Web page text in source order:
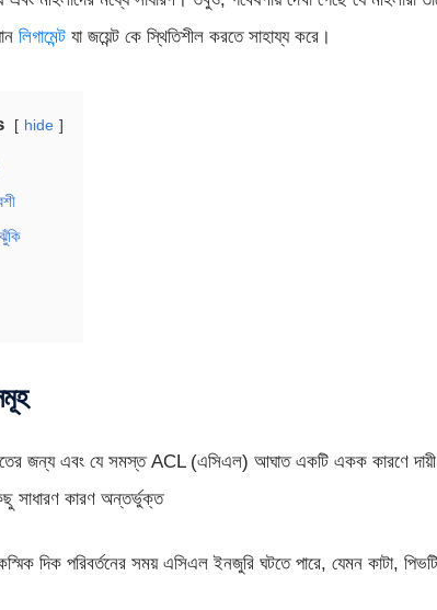
লিগামেন্ট যা জয়েন্ট কে স্থিতিশীল করতে সাহায্য করে।
hide
জন্য এবং যে সমস্ত ACL (এসিএল) আঘাত একটি একক কারণে দায়ী
সাধারণ কারণ অন্তর্ভুক্ত
দিক পরিবর্তনের সময় এসিএল ইনজুরি ঘটতে পারে, যেমন কাটা,